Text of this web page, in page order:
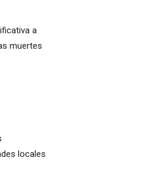
a
muertes
locales